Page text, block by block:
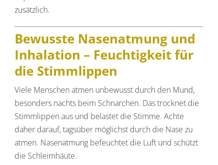
zusätzlich.
Bewusste Nasenatmung und
Inhalation – Feuchtigkeit für
die Stimmlippen
Viele Menschen atmen unbewusst durch den Mund,
besonders nachts beim Schnarchen. Das trocknet die
Stimmlippen aus und belastet die Stimme. Achte
daher darauf, tagsüber möglichst durch die Nase zu
atmen. Nasenatmung befeuchtet die Luft und schützt
die Schleimhäute.